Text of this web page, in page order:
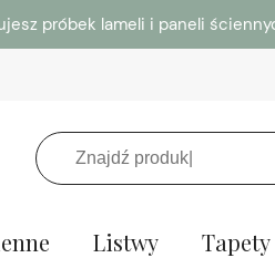
próbek lameli i paneli
Listwy Tapety